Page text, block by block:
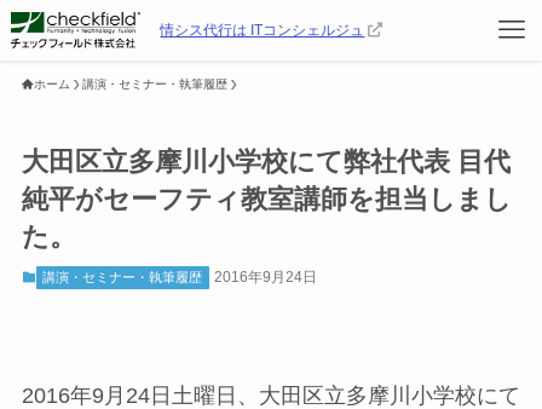
情シス代行は ITコンシェルジュ
ホーム 講演・セミナー・執筆履歴
大田区立多摩川小学校にて弊社代表 目代
純平がセーフティ教室講師を担当しまし
た。
講演・セミナー・執筆履歴 2016年9月24日
2016年9月24日土曜日、大田区立多摩川小学校にて